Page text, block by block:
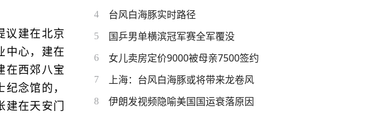
议建在北京
中心，建在
在西郊八宝
念馆的，
建在天安门
4 台风白海豚实时路径
5 国乒男单横滨冠军赛全军覆没
6 女儿卖房定价9000被母亲7500签约
7 上海：台风白海豚或将带来龙卷风
8 伊朗发视频隐喻美国国运衰落原因